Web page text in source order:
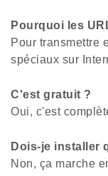
Pourquoi les
Pour transmettre
spéciaux sur
C'est gratuit ?
Oui, c'est
Dois-je installer
Non, ça marche